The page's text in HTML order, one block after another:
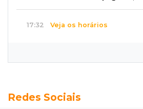
17:32 Veja os horários
Nova lei pune deepfakes
Redes Sociais